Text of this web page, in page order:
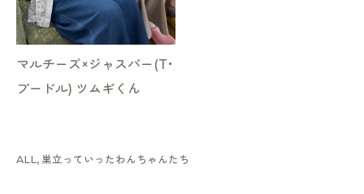
マルチーズ×ジャスパー(T･
プードル) ツムギくん
ALL 巣立っていったわんちゃんたち